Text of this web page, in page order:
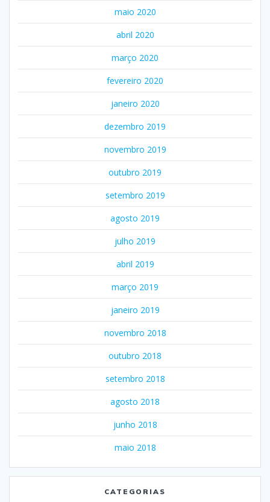
maio 2020
abril 2020
março 2020
fevereiro 2020
janeiro 2020
dezembro 2019
novembro 2019
outubro 2019
setembro 2019
agosto 2019
julho 2019
abril 2019
março 2019
janeiro 2019
novembro 2018
outubro 2018
setembro 2018
agosto 2018
junho 2018
maio 2018
CATEGORIAS